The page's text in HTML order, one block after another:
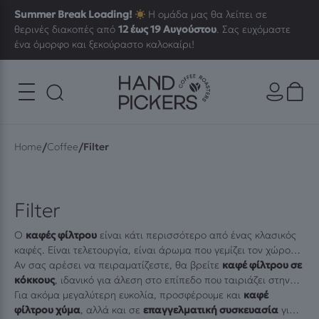
Summer Break Loading!
Η ομάδα μας θα λείπει σε
θερινές διακοπές από12 έως 19 Αυγούστου. Σας ευχόμαστε
ένα όμορφο και ξεκούραστο καλοκαίρι!
Home/Coffee/Filter
Filter
Ο καφές φίλτρου είναι κάτι περισσότερο από ένας κλασικός
καφές. Είναι τελετουργία, είναι άρωμα που γεμίζει τον χώρο
και γεύση που εξελίσσεται με κάθε γουλιά. Στη συλλογή μας θα
ανακαλύψετε καφέδες φίλτρου εξαιρετικής ποιότητας, από
χώρες τις Αφρικής και την Λατινικής Αμερικής, με φυσική
επεξεργασίαήζύμωση (washed)και γευστικά προφίλ που
Αν σας αρέσει να πειραματίζεστε, θα βρείτε καφέ φίλτρου σε
κόκκους, ιδανικό για άλεση στο επίπεδο που ταιριάζει στην
εκχύλιση σας – είτε πρόκειται για μηχανή φίλτρου, είτε για
χειροκίνητες μεθόδους όπως AeroPress και Pour Over. Οι
Για ακόμα μεγαλύτερη ευκολία, προσφέρουμε και καφέ
φίλτρου χύμα, αλλά και σε επαγγελματική συσκευασία για